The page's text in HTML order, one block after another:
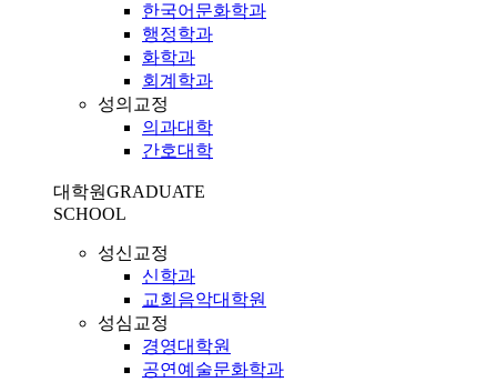
한국어문화학과
행정학과
화학과
회계학과
성의교정
의과대학
간호대학
대학원GRADUATE
SCHOOL
성신교정
신학과
교회음악대학원
성심교정
경영대학원
공연예술문화학과